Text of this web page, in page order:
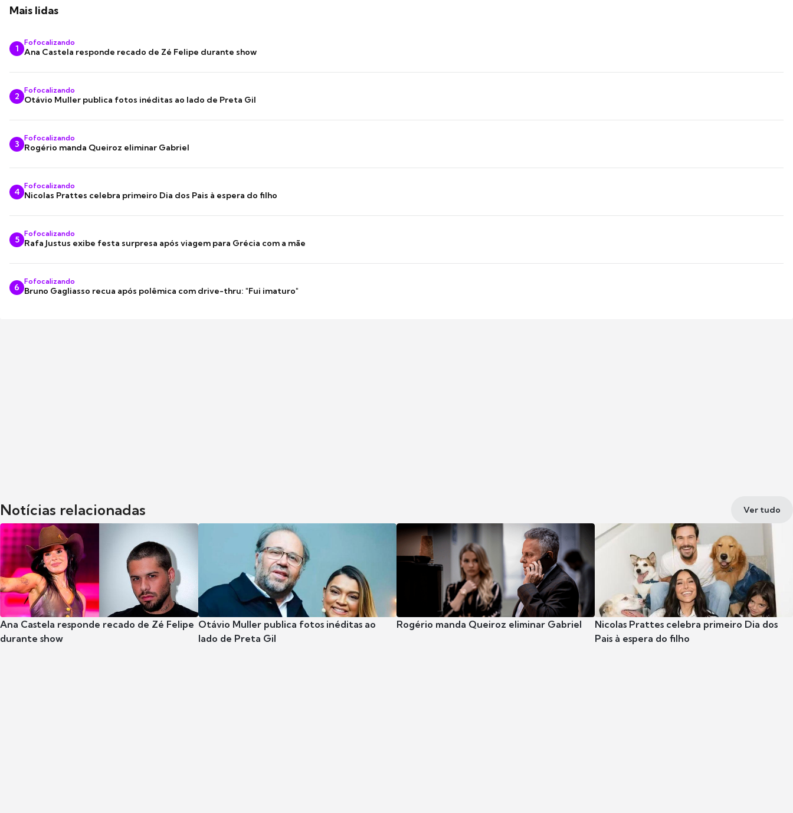
Mais lidas
1
Fofocalizando
Ana Castela responde recado de Zé Felipe durante show
2
Fofocalizando
Otávio Muller publica fotos inéditas ao lado de Preta Gil
3
Fofocalizando
Rogério manda Queiroz eliminar Gabriel
4
Fofocalizando
Nicolas Prattes celebra primeiro Dia dos Pais à espera do filho
5
Fofocalizando
Rafa Justus exibe festa surpresa após viagem para Grécia com a mãe
6
Fofocalizando
Bruno Gagliasso recua após polêmica com drive-thru: "Fui imaturo"
Notícias relacionadas Ver tudo
Ana Castela responde recado de Zé Felipe
durante show
Otávio Muller publica fotos inéditas ao
lado de Preta Gil
Rogério manda Queiroz eliminar Gabriel
Nicolas Prattes celebra primeiro Dia dos
Pais à espera do filho